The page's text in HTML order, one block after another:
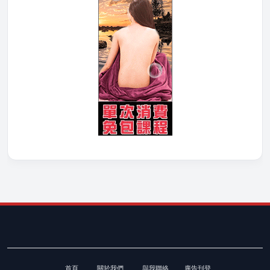
首頁 關於我們 與我聯絡 廣告刊登